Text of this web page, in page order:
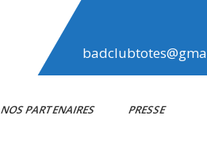
NOS PARTENAIRES PRESSE